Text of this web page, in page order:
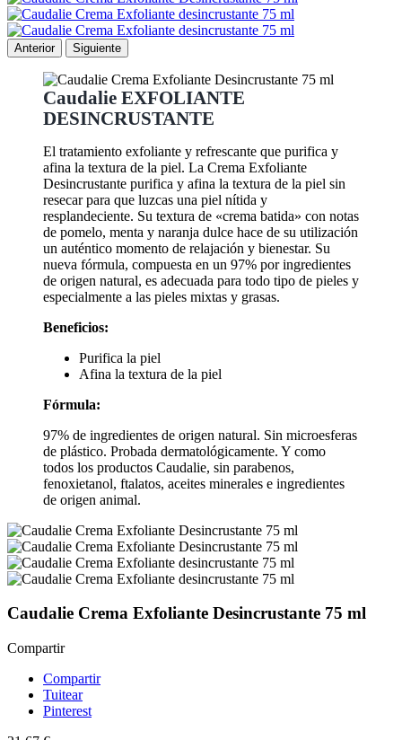
Anterior Siguiente
Caudalie EXFOLIANTE
DESINCRUSTANTE
El tratamiento exfoliante y refrescante que purifica y
afina la textura de la piel. La Crema Exfoliante
Desincrustante purifica y afina la textura de la piel sin
resecar para que luzcas una piel nítida y
resplandeciente. Su textura de «crema batida» con notas
de pomelo, menta y naranja dulce hace de su utilización
un auténtico momento de relajación y bienestar. Su
nueva fórmula, compuesta en un 97% por ingredientes
de origen natural, es adecuada para todo tipo de pieles y
especialmente a las pieles mixtas y grasas.
Beneficios:
Purifica la piel
Afina la textura de la piel
Fórmula:
97% de ingredientes de origen natural. Sin microesferas
de plástico. Probada dermatológicamente. Y como
todos los productos Caudalie, sin parabenos,
fenoxietanol, ftalatos, aceites minerales e ingredientes
de origen animal.
Caudalie Crema Exfoliante Desincrustante 75 ml
Compartir
Compartir
Tuitear
Pinterest